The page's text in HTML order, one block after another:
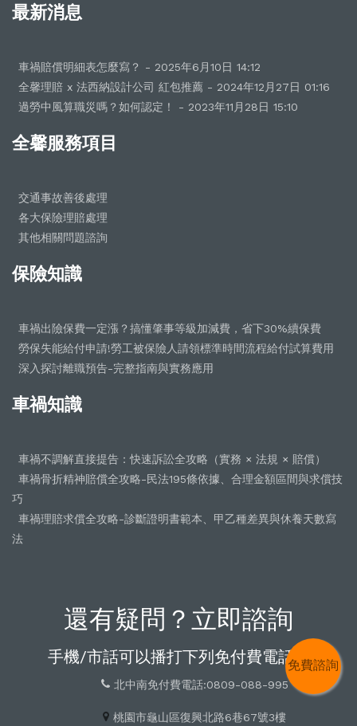
最新消息
車禍賠償明細表怎麼寫？ - 2025年6月10日 14:12
全馨理賠 x 法西納設計公司 紅包推薦 - 2024年12月27日 01:16
過勞中風算職災嗎？如何認定！ - 2023年11月28日 15:10
全馨服務項目
交通事故善後處理
各大保險理賠處理
其他相關問題諮詢
保險知識
車禍出險保費一定漲？搞懂肇事等級加減費，省下30%續保費
勞保失能給付申請!勞工被保險人請領標準時間流程給付試算費用
深入探討離職預告-完整指南與實務應用
車禍知識
車禍不調解直接提告：快速訴訟全攻略（實務 × 法規 × 賠償）
車禍骨折精神賠償全攻略-民法195條依據、合理金額區間與求償技
巧
車禍理賠求償全攻略-診斷證明書範本、甲乙種差異與休養天數寫
法
還有疑問？立即諮詢
手機/市話可以播打下列免付費電話：
北中南免付費電話:0809-088-995
桃園市龜山區復興北路6巷67號3樓
免費諮詢